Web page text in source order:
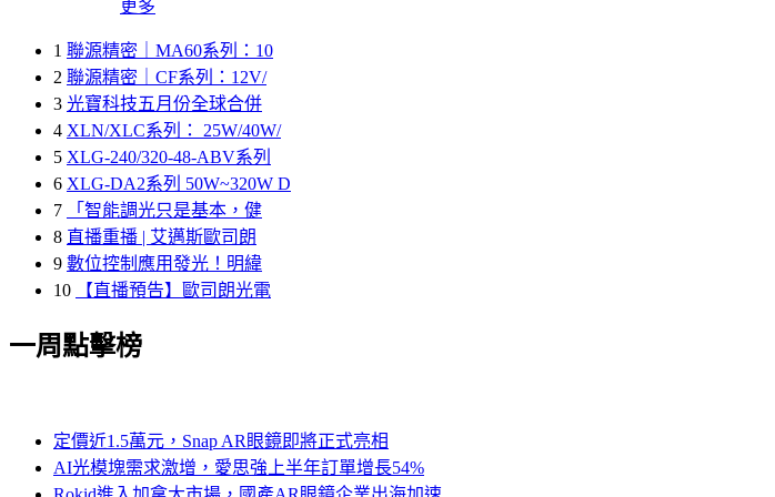
更多
1 聯源精密｜MA60系列：10
2 聯源精密｜CF系列：12V/
3 光寶科技五月份全球合併
4 XLN/XLC系列： 25W/40W/
5 XLG-240/320-48-ABV系列
6 XLG-DA2系列 50W~320W D
7
「智能調光只是基本，健
8 直播重播 | 艾邁斯歐司朗
9 數位控制應用發光！明緯
10
【直播預告】歐司朗光電
一周點擊榜
定價近1.5萬元，Snap AR眼鏡即將正式亮相
AI光模塊需求激增，愛思強上半年訂單增長54%